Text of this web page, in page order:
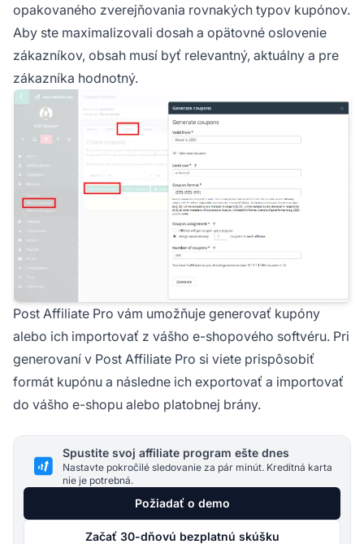
opakovaného zverejňovania rovnakých typov kupónov.
Aby ste maximalizovali dosah a opätovné oslovenie
zákazníkov, obsah musí byť relevantný, aktuálny a pre
zákazníka hodnotný.
Post Affiliate Pro vám umožňuje generovať kupóny
alebo ich importovať z vášho e-shopového softvéru. Pri
generovaní v Post Affiliate Pro si viete prispôsobiť
formát kupónu a následne ich exportovať a importovať
do vášho e-shopu alebo platobnej brány.
Spustite svoj affiliate program ešte dnes
Nastavte pokročilé sledovanie za pár minút. Kreditná karta
nie je potrebná.
Požiadať o demo
Začať 30-dňovú bezplatnú skúšku